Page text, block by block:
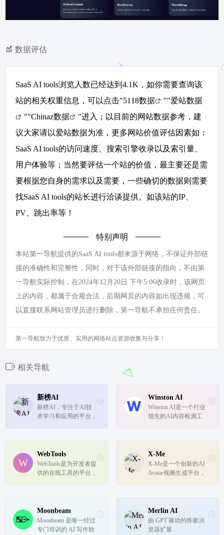
数据评估
SaaS AI tools浏览人数已经达到4.1K，如你需要查询该
站的相关权重信息，可以点击"5118数据 ""爱站数据
""Chinaz数据
"进入；以目前的网站数据参考，建
议大家请以爱站数据为准，更多网站价值评估因素如：
SaaS AI tools的访问速度、搜索引擎收录以及索引量、
用户体验等；当然要评估一个站的价值，最主要还是需
要根据您自身的需求以及需要，一些确切的数据则需要
找SaaS AI tools的站长进行洽谈提供。如该站的IP、
PV、跳出率等！
特别声明
本站第一导航提供的SaaS AI tools都来源于网络，不保证外部链
接的准确性和完整性，同时，对于该外部链接的指向，不由第
一导航实际控制，在2024年12月20日 下午5:06收录时，该网页
上的内容，都属于合规合法，后期网页的内容如出现违规，可
以直接联系网站管理员进行删除，第一导航不承担任何责任。
第一导航致力于优质、实用的网络站点资源收集与分享！
相关导航
新榜AI
新榜AI，专注于AI技
术学习和应用的平台，
然语言处理、数据分析
等多个领域，探索AI的
无限可能。
Winston AI
Winston AI是一个行业
领先的AI内容检测工
容，包括ChatGPT、GP
T-4、Google Gemini
等。
WebTools
WebTools是为开发者提
供的在线工具的平台，
开发效率。这些工具之
所以有生气，因为我们
都是开发者！
X-Me
X-Me是一个创新的AI
Avatar视频生成平台，
本，并生成支持147种
语言的多语言视频内
容。
Moonbeam
Moonbeam 是唯一经过
专门培训的 AI 写作助
Merlin AI
由 GPT 驱动的终极浏
览器扩展